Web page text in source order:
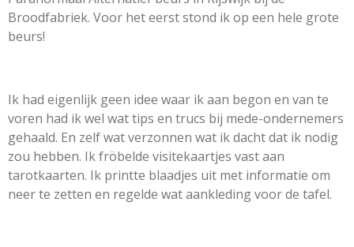
Broodfabriek. Voor het eerst stond ik op een hele grote
beurs!
Ik had eigenlijk geen idee waar ik aan begon en van te
voren had ik wel wat tips en trucs bij mede-ondernemers
gehaald. En zelf wat verzonnen wat ik dacht dat ik nodig
zou hebben. Ik fröbelde visitekaartjes vast aan
tarotkaarten. Ik printte blaadjes uit met informatie om
neer te zetten en regelde wat aankleding voor de tafel.